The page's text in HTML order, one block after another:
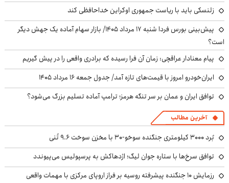
زلنسکی باید با ریاست جمهوری اوکراین خداحافظی کند
پیش‌بینی بورس فردا شنبه ۱۷ مرداد ۱۴۰۵/ بازار سهام آماده یک جهش دیگر
است؟
پیام معنادار عراقچی: زمان آن فرا رسیده که برادری واقعی را در پیش گیریم
ایران‌خودرو امروز با قیمت‌های تازه آمد/ جدول جمعه ۱۶ مرداد ۱۴۰۵
توافق ایران و عمان بر سر تنگه هرمز؛ ترامپ آماده تسلیم بزرگ می‌شود؟
آخرین مطالب
بُرد ۳۰۰۰ کیلومتری جنگنده سوخو-۳۰ با مخزن سوخت ۹.۶ تُنی
توافق سرخ‌ها با ستاره جوان لیگ؛ اژدهاکش به پرسپولیس می‌پیوندد
رزمایش ۱۰ جنگنده پیشرفته روسیه بر فراز اروپای مرکزی با مهمات واقعی